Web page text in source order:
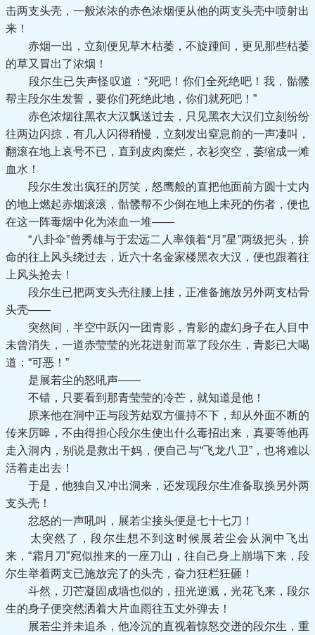
击两支头壳，一般浓浓的赤色浓烟便从他的两支头壳中喷射出
来！
赤烟一出，立刻便见草木枯萎，不旋踵间，更见那些枯萎
的草又冒出了浓烟！
段尔生已失声怪叹道：“死吧！你们全死绝吧！我，骷髅
帮主段尔生发誓，要你们死绝此地，你们就死吧！”
赤色浓烟往黑衣大汉飘送过去，只见黑衣大汉们立刻纷纷
往两边闪掠，有几人闪得稍慢，立刻发出窒息前的一声凄叫，
翻滚在地上哀号不已，直到皮肉糜烂，衣衫突空，萎缩成一滩
血水！
段尔生发出疯狂的厉笑，怒鹰般的直把他面前方圆十丈内
的地上燃起赤烟滚滚，骷髅帮不少倒在地上未死的伤者，便也
在这一阵毒烟中化为浓血一堆——
“八卦伞”曾秀雄与于宏远二人率领着“月”星”两级把头，拚
命的往上风头绕过去，近六十名金家楼黑衣大汉，便也跟着往
上风头抢去！
段尔生已把两支头壳往腰上挂，正准备施放另外两支枯骨
头壳——
突然间，半空中跃闪一团青影，青影的虚幻身子在人目中
未曾消失，一道赤莹莹的光花迸射而罩了段尔生，青影已大喝
道：“可恶！”
是展若尘的怒吼声——
不错，只要看到那青莹莹的冷芒，就知道是他！
原来他在洞中正与段芳姑双方僵持不下，却从外面不断的
传来厉嗥，不由得担心段尔生使出什么毒招出来，真要等他再
走入洞内，别说是救出干妈，便自己与“飞龙八卫”，也将难以
活着走出去！
于是，他独自又冲出洞来，还发现段尔生准备取换另外两
支头壳！
忿怒的一声吼叫，展若尘接头便是七十七刀！
太突然了，段尔生想不到这时候展若尘会从洞中飞出
来，“霜月刀”宛似推来的一座刀山，往自己身上崩塌下来，段
尔生举着两支已施放完了的头壳，奋力狂栏狂砸！
斗然，刃芒凝固成墙也似的，扭光逆溅，光花飞来，段尔
生的身子便突然洒着大片血雨往五丈外弹去！
展若尘并未追杀，他冷沉的直视着惊怒交迸的段尔生，重